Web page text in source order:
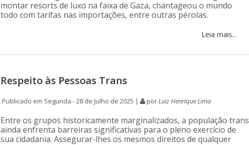
montar resorts de luxo na faixa de Gaza, chantageou o mundo
todo com tarifas nas importações, entre outras pérolas.
Leia mais...
Respeito às Pessoas Trans
Publicado em Segunda - 28 de Julho de 2025 | porLuiz Henrique Lima
Entre os grupos historicamente marginalizados, a população trans
ainda enfrenta barreiras significativas para o pleno exercício de
sua cidadania. Assegurar-lhes os mesmos direitos de qualquer